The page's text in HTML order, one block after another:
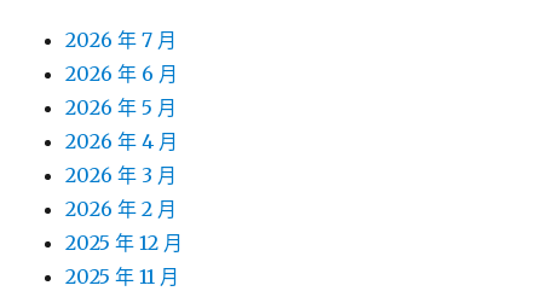
2026 年 7 月
2026 年 6 月
2026 年 5 月
2026 年 4 月
2026 年 3 月
2026 年 2 月
2025 年 12 月
2025 年 11 月